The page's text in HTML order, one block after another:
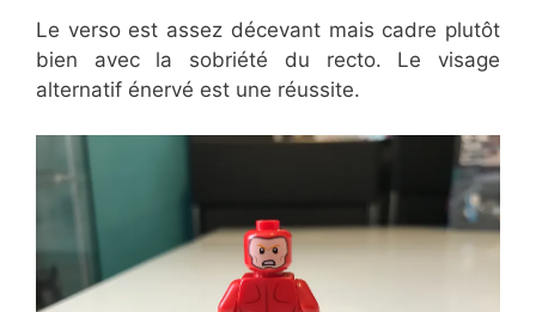
Le verso est assez décevant mais cadre plutôt
bien avec la sobriété du recto. Le visage
alternatif énervé est une réussite.